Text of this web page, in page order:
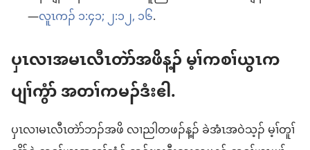
—လူၤကၣ် ၁:၄၁;၂:၁၂,၁၆.
ပှၤလၢအမၤလီၤတဲာ်အဖိန့ၣ် မ့ၢ်ကစၢ်ယွၤက
ပျၢ်ကွံာ် အတၢ်ကမၣ်ဒံးဧါ.
ပှၤလၢမၤလီၤတဲာ်ဘၣ်အဖိ လၢညါတဖၣ်န့ၣ် ခဲအံၤအဝဲသ့ၣ် မ့ၢ်တူၢ်